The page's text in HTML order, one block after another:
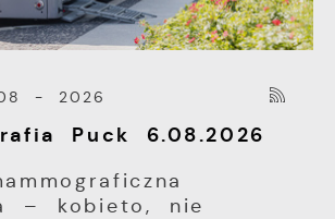
- 2026
Puck 6.08.2026
– kobieto, nie